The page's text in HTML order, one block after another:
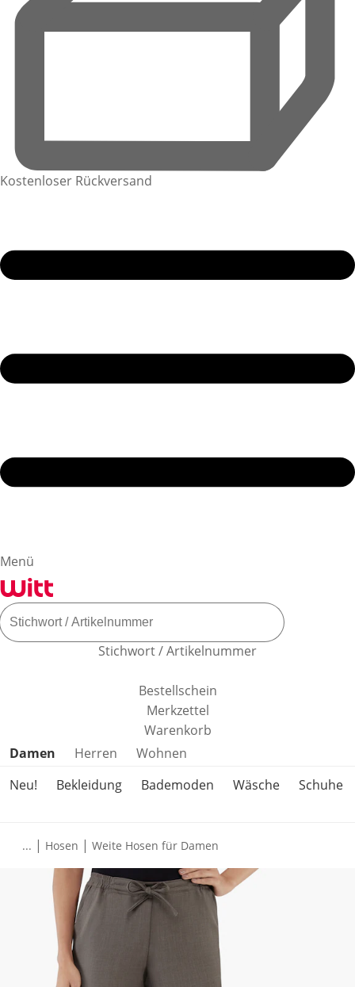
Kostenloser Rückversand
Menü
Stichwort / Artikelnummer
Bestellschein
Merkzettel
Warenkorb
Produktkategorien überspringen
Damen Herren
Wohnen
Neu!
Bekleidung Bademoden Wäsche Schuhe
... | Hosen | Weite Hosen für Damen